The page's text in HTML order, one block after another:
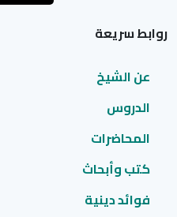
روابط سريعة
عن الشيخ
الدروس
المحاضرات
كتب وأبحاث
فوائد دينية